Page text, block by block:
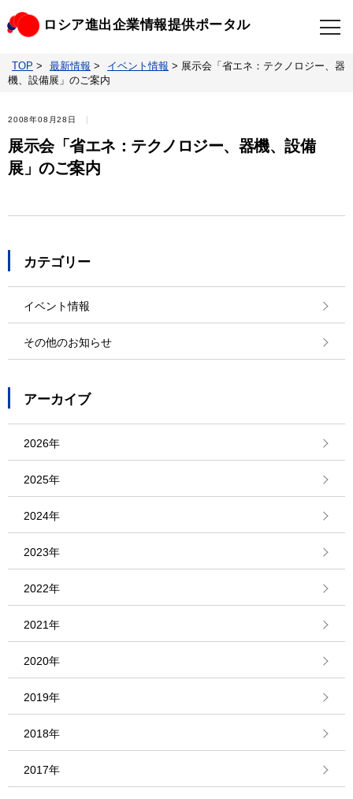
ロシア進出企業情報提供ポータル
TOP
ビジネスニュースクリップ
ロシア情報データベース
TOP > 最新情報 > イベント情報 > 展示会「省エネ：テクノロジー、器
機、設備展」のご案内
2008年08月28日
展示会「省エネ：テクノロジー、器機、設備
展」のご案内
カテゴリー
イベント情報
その他のお知らせ
アーカイブ
2026年
2025年
2024年
2023年
2022年
2021年
2020年
2019年
2018年
2017年